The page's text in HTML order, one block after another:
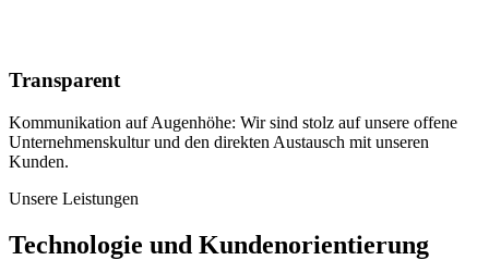
Transparent
Kommunikation auf Augenhöhe: Wir sind stolz auf unsere offene
Unternehmenskultur und den direkten Austausch mit unseren
Kunden.
Unsere Leistungen
Technologie und Kundenorientierung